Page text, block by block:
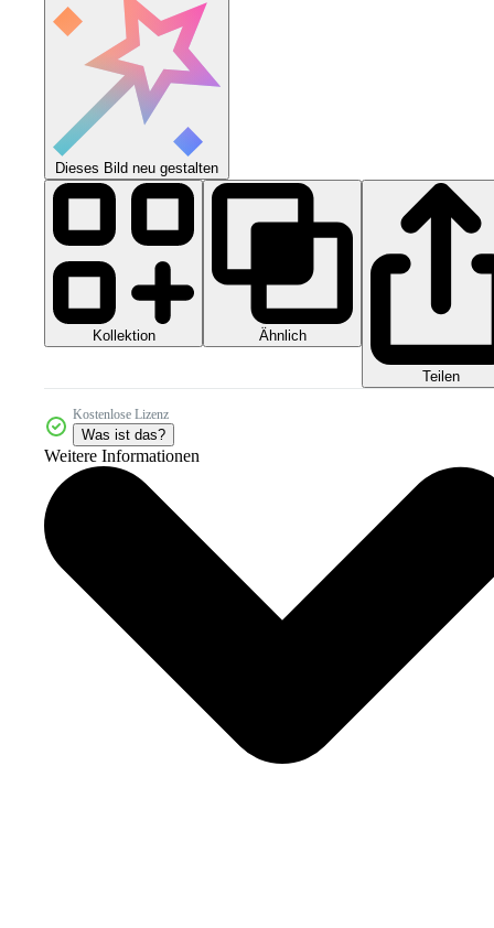
Dieses Bild neu gestalten
Kollektion Ähnlich
Teilen
Kostenlose Lizenz
Was ist das?
Weitere Informationen